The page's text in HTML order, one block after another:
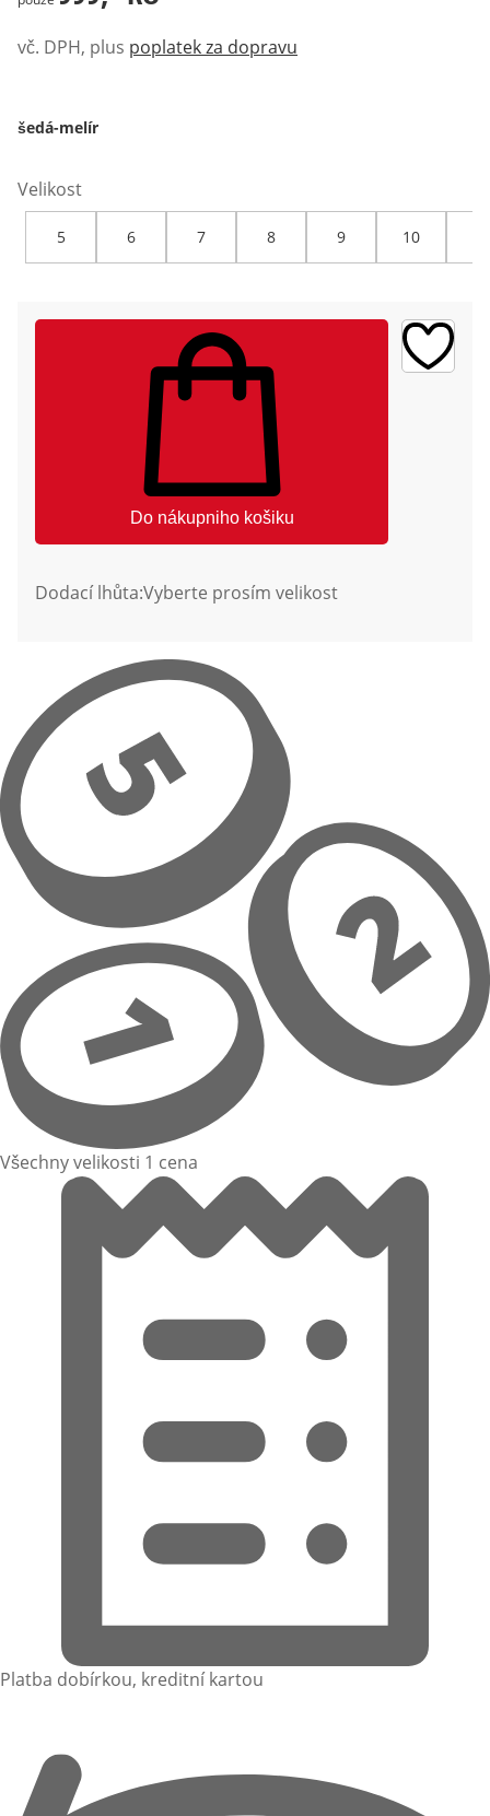
vč. DPH, plus poplatek za dopravu
šedá-melír
Velikost
5 6 7 8 9 10
Do nákupniho košiku
Dodací lhůta:Vyberte prosím velikost
Všechny velikosti 1 cena
Platba dobírkou, kreditní kartou